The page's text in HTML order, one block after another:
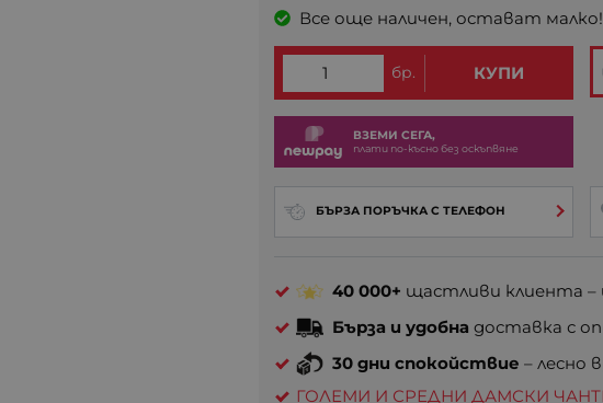
Все още наличен, остават малко!
бр. КУПИ
ВЗЕМИ СЕГА,
плати по-късно без оскъпвяне
БЪРЗА ПОРЪЧКА С ТЕЛЕФОН
40 000+ щастливи клиента
Бърза и удобна доставка с
30 дни спокойствие – лесно
ГОЛЕМИ И СРЕДНИ ДАМСКИ